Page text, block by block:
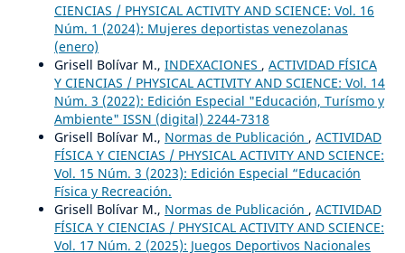
CIENCIAS / PHYSICAL ACTIVITY AND SCIENCE: Vol. 16
Núm. 1 (2024): Mujeres deportistas venezolanas
(enero)
Grisell Bolívar M., INDEXACIONES , ACTIVIDAD FÍSICA
Y CIENCIAS / PHYSICAL ACTIVITY AND SCIENCE: Vol. 14
Núm. 3 (2022): Edición Especial "Educación, Turísmo y
Ambiente" ISSN (digital) 2244-7318
Grisell Bolívar M., Normas de Publicación , ACTIVIDAD
FÍSICA Y CIENCIAS / PHYSICAL ACTIVITY AND SCIENCE:
Vol. 15 Núm. 3 (2023): Edición Especial “Educación
Física y Recreación.
Grisell Bolívar M., Normas de Publicación , ACTIVIDAD
FÍSICA Y CIENCIAS / PHYSICAL ACTIVITY AND SCIENCE:
Vol. 17 Núm. 2 (2025): Juegos Deportivos Nacionales